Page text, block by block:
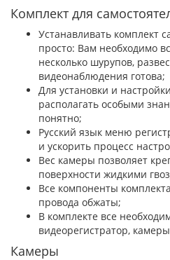
Комплект для
Устанавливать комплект
просто: Вам необходимо
несколько шурупов,
видеонаблюдения готова;
Для установки и
располагать особыми
понятно;
Русский язык меню
и ускорить процесс
Вес камеры позволяет
поверхности жидкими
Все компоненты
провода обжаты;
В комплекте все
видеорегистратор,
Камеры